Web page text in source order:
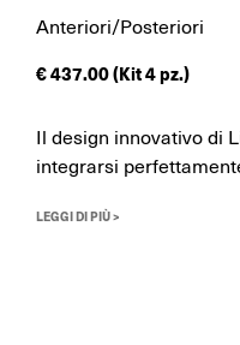
Anteriori/Posteriori
€437.00(Kit 4 pz.)
Il design innovativo di
integrarsi
LEGGI DI PIÙ >